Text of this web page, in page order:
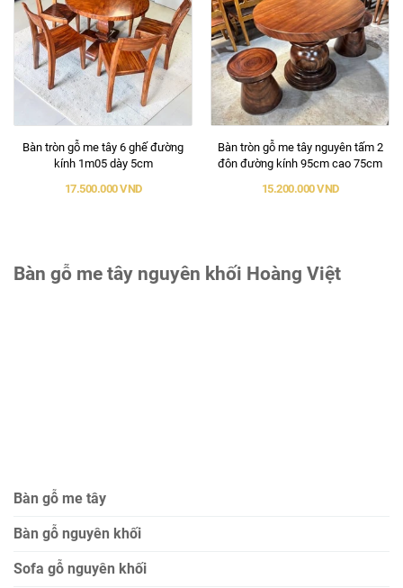
Bàn tròn gỗ me tây 6 ghế đường
kính 1m05 dày 5cm
17.500.000 VND
Bàn tròn gỗ me tây nguyên tấm 2
đôn đường kính 95cm cao 75cm
15.200.000 VND
Bàn gỗ me tây nguyên khối Hoàng Việt
Bàn gỗ me tây
Bàn gỗ nguyên khối
Sofa gỗ nguyên khối